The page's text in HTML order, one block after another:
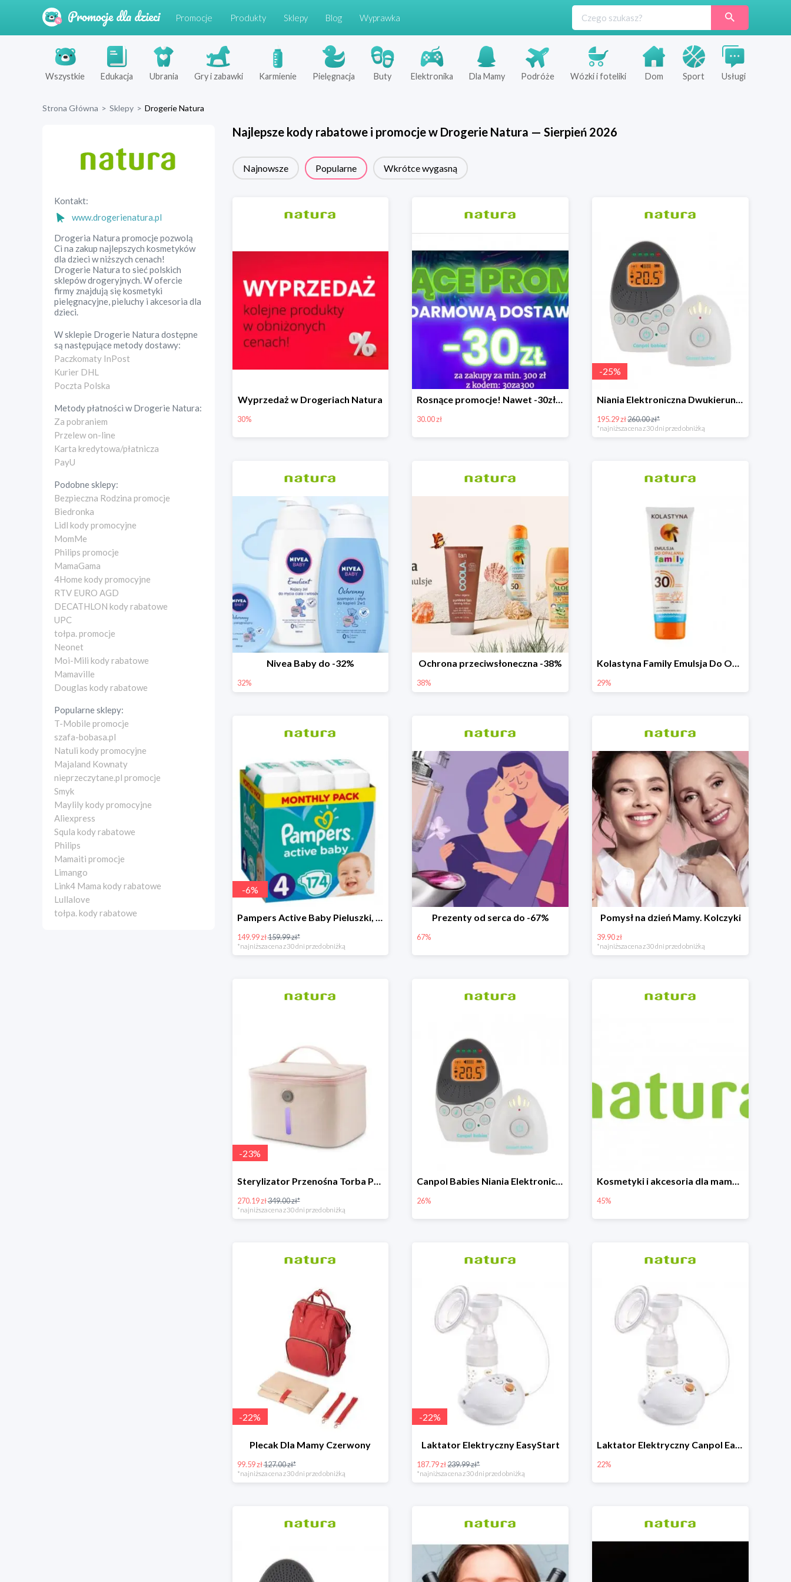
Promocje Produkty Sklepy Blog Wyprawka
Wszystkie Edukacja Ubrania Gry i zabawki Karmienie Pielęgnacja Buty Elektronika Dla Mamy Podróże Wózki i foteliki Dom Sport Usługi
Strona Główna > Sklepy > Drogerie Natura
Kontakt:
www.drogerienatura.pl
Drogeria Natura promocje pozwolą
Ci na zakup najlepszych kosmetyków
dla dzieci w niższych cenach!
Drogerie Natura to sieć polskich
sklepów drogeryjnych. W ofercie
firmy znajdują się kosmetyki
pielęgnacyjne, pieluchy i akcesoria dla
dzieci.
W sklepie Drogerie Natura dostępne
są następujące metody dostawy:
Paczkomaty InPost
Kurier DHL
Poczta Polska
Metody płatności wDrogerie Natura:
Za pobraniem
Przelew on-line
Karta kredytowa/płatnicza
PayU
Podobne sklepy:
Bezpieczna Rodzina promocje
Biedronka
Lidl kody promocyjne
MomMe
Philips promocje
MamaGama
4Home kody promocyjne
RTV EURO AGD
DECATHLON kody rabatowe
UPC
tołpa. promocje
Neonet
Moi-Mili kody rabatowe
Mamaville
Douglas kody rabatowe
Popularne sklepy:
T-Mobile promocje
szafa-bobasa.pl
Natuli kody promocyjne
Majaland Kownaty
nieprzeczytane.pl promocje
Smyk
Maylily kody promocyjne
Aliexpress
Squla kody rabatowe
Philips
Mamaiti promocje
Limango
Link4 Mama kody rabatowe
Lullalove
tołpa. kody rabatowe
Najlepsze kody rabatowe i promocje w Drogerie Natura — Sierpień 2026
Najnowsze Popularne Wkrótce wygasną
Wyprzedaż w Drogeriach Natura
30%
Rosnące promocje! Nawet -30zł mniej+darmowa dostawa
30.00 zł
-25%
Niania Elektroniczna Dwukierunkowa
195.29 zł260.00 zł*
*najniższa cena z 30 dni przed obniżką
Nivea Baby do -32%
32%
Ochrona przeciwsłoneczna -38%
38%
Kolastyna Family Emulsja Do Opalania
29%
-6%
Pampers Active Baby Pieluszki, rozmiar 4
149.99 zł159.99 zł*
*najniższa cena z 30 dni przed obniżką
Prezenty od serca do -67%
67%
Pomysł na dzień Mamy. Kolczyki
39.90 zł
*najniższa cena z 30 dni przed obniżką
-23%
Sterylizator Przenośna Torba P26 Uvc Led
270.19 zł349.00 zł*
*najniższa cena z 30 dni przed obniżką
Canpol Babies Niania Elektroniczna Dwukierunkowa -26%
26%
Kosmetyki i akcesoria dla mamy i dziecka do -45%
45%
-22%
Plecak Dla Mamy Czerwony
99.59 zł127.00 zł*
*najniższa cena z 30 dni przed obniżką
-22%
Laktator Elektryczny EasyStart
187.79 zł239.99 zł*
*najniższa cena z 30 dni przed obniżką
Laktator Elektryczny Canpol Easy Start -22%
22%